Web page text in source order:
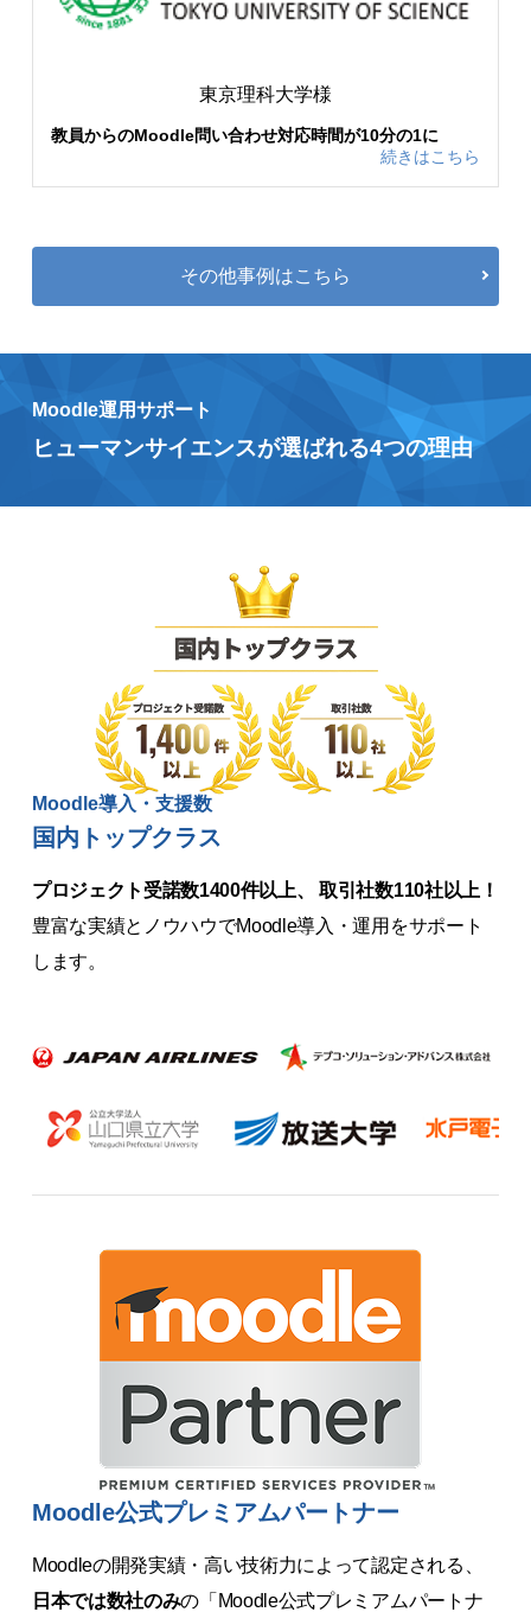
東京理科大学様
教員からのMoodle問い合わせ対応時間が10分の1に
続きはこちら
その他事例はこちら
Moodle運用サポート
ヒューマンサイエンスが選ばれる4つの理由
Moodle導入・支援数
国内トップクラス
プロジェクト受諾数1400件以上、 取引社数110社以上！
豊富な実績とノウハウでMoodle導入・運用をサポート
します。
Moodle公式プレミアムパートナー
Moodleの開発実績・高い技術力によって認定される、
日本では数社のみの「Moodle公式プレミアムパートナ